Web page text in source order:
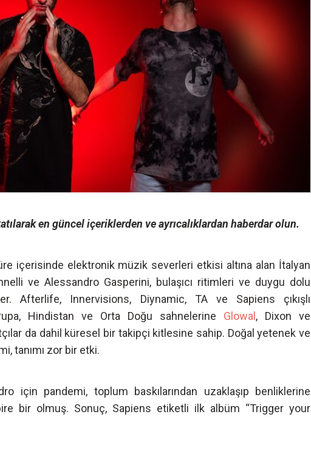
en güncel içeriklerden ve ayrıcalıklardan haberdar olun.
içerisinde elektronik müzik severleri etkisi altına alan İtalyan
ve Alessandro Gasperini, bulaşıcı ritimleri ve duygu dolu
Afterlife, Innervisions, Diynamic, TA ve Sapiens çıkışlı
Hindistan ve Orta Doğu sahnelerine Glowal , Dixon ve
da dahil küresel bir takipçi kitlesine sahip. Doğal yetenek ve
tanımı zor bir etki.
için pandemi, toplum baskılarından uzaklaşıp benliklerine
bir olmuş. Sonuç, Sapiens etiketli ilk albüm “Trigger your